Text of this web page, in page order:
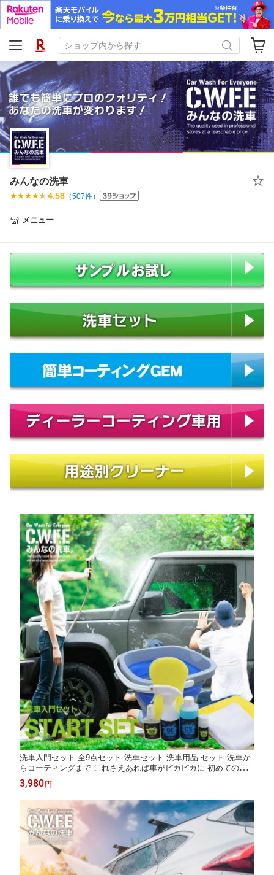
みんなの洗車
4.58 （507件）
メニュー
洗車入門セット 全9点セット 洗車セット 洗車用品 セット 洗車か
らコーティングまで これさえあれば車がピカピカに 初めての洗
車の方に最適 折りたたみバケツ 車 撥水 洗車 初心者 タオル スポ
ンジ ガラス コーティング シャンプー スプレー ヘッドライトクリ
ーナー ワックス
3,980 円